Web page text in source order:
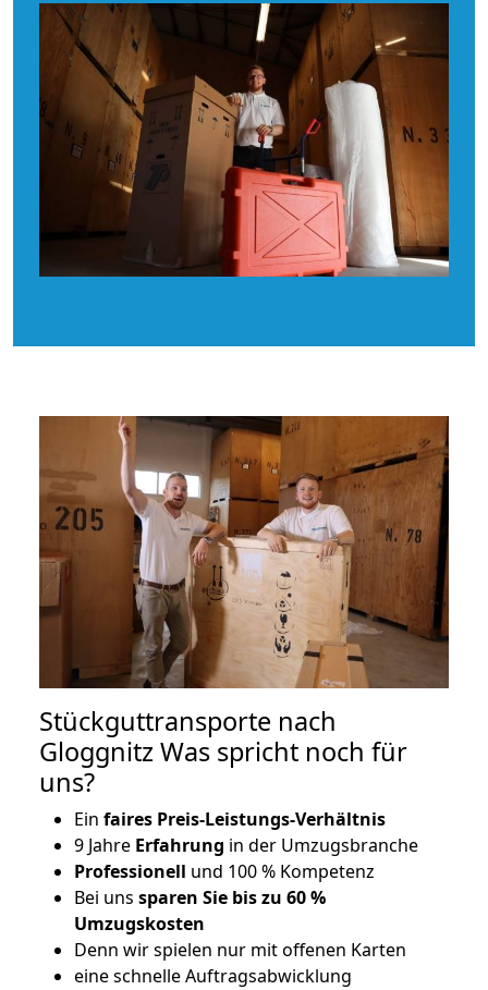
Stückguttransporte nach
Gloggnitz Was spricht noch für
uns?
Ein faires Preis-Leistungs-Verhältnis
9 Jahre Erfahrung in der Umzugsbranche
Professionell und 100 % Kompetenz
Bei uns sparen Sie bis zu 60 %
Umzugskosten
Denn wir spielen nur mit offenen Karten
eine schnelle Auftragsabwicklung